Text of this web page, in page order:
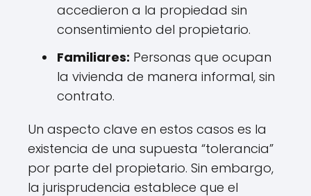
accedieron a la propiedad sin
consentimiento del propietario.
Familiares: Personas que ocupan
la vivienda de manera informal, sin
contrato.
Un aspecto clave en estos casos es la
existencia de una supuesta “tolerancia”
por parte del propietario. Sin embargo,
la jurisprudencia establece que el